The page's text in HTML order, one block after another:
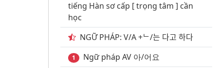
tiếng Hàn sơ cấp [ trọng tâm ] cần
học
NGỮ PHÁP: V/A +ᄂ/는 다고 하다
1 Ngữ pháp AV 아/어요